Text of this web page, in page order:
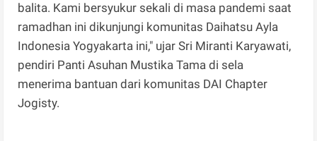
balita. Kami bersyukur sekali di masa pandemi saat
ramadhan ini dikunjungi komunitas Daihatsu Ayla
Indonesia Yogyakarta ini," ujar Sri Miranti Karyawati,
pendiri Panti Asuhan Mustika Tama di sela
menerima bantuan dari komunitas DAI Chapter
Jogisty.